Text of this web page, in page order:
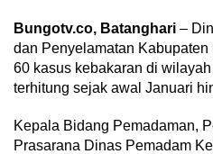
Bungotv.co, Batanghari –
dan Penyelamatan
60 kasus kebakaran di
terhitung sejak awal Januari
Kepala Bidang Pemadaman,
Prasarana Dinas Pemadam